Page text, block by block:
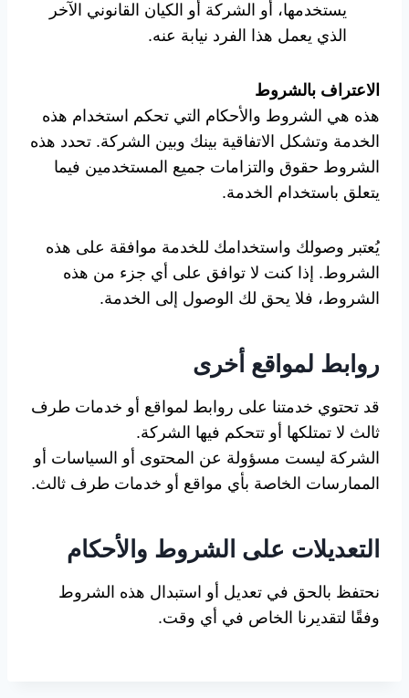
يستخدمها، أو الشركة أو الكيان القانوني الآخر
الذي يعمل هذا الفرد نيابة عنه.
الاعتراف بالشروط
هذه هي الشروط والأحكام التي تحكم استخدام هذه
الخدمة وتشكل الاتفاقية بينك وبين الشركة. تحدد هذه
الشروط حقوق والتزامات جميع المستخدمين فيما
يتعلق باستخدام الخدمة.
يُعتبر وصولك واستخدامك للخدمة موافقة على هذه
الشروط. إذا كنت لا توافق على أي جزء من هذه
الشروط، فلا يحق لك الوصول إلى الخدمة.
روابط لمواقع أخرى
قد تحتوي خدمتنا على روابط لمواقع أو خدمات طرف
ثالث لا تمتلكها أو تتحكم فيها الشركة.
الشركة ليست مسؤولة عن المحتوى أو السياسات أو
الممارسات الخاصة بأي مواقع أو خدمات طرف ثالث.
التعديلات على الشروط والأحكام
نحتفظ بالحق في تعديل أو استبدال هذه الشروط
وفقًا لتقديرنا الخاص في أي وقت.